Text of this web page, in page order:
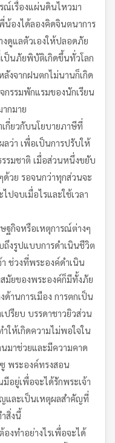
ณ์เรื่องแผ่นดินไหวมา
น้องได้ลองคิดจินตนาการ
ดูแลตัวเองให้ปลอดภัย
เป็นภัยพิบัติเกิดขึ้นทั่วโลก
งจากฝนตกไม่นานก็เกิด
รรมพักแรมของนักเรียน
กมาย
เกี่ยวกับนโยบายภาษีที่
ลว่า เพื่อเป็นการปรับให้
รมชาติ เมื่อส่วนหนึ่งขยับ
วย รอจนกว่าทุกส่วนจะ
ปจบเมื่อไรและใช้เวลา
ฐกิจหรือเหตุการณ์ต่างๆ
ถึงรูปแบบการดำเนินชีวิต
ช่วงที่พระองค์ดำเนิน
มัยของพระองค์ก็มีทั้งภัย
านการเมือง การตกเป็น
ปรียบ บรรดาชาวยิวส่วน
ห้เกิดความไม่พอใจใน
มาช่วยและมีความคาด
พระองค์ทรงสอน
อยู่เพื่อจะได้รักพระเจ้า
และเป็นเหตุผลสำคัญที่
สิ่งนี้
งทำอย่างไรเพื่อจะได้